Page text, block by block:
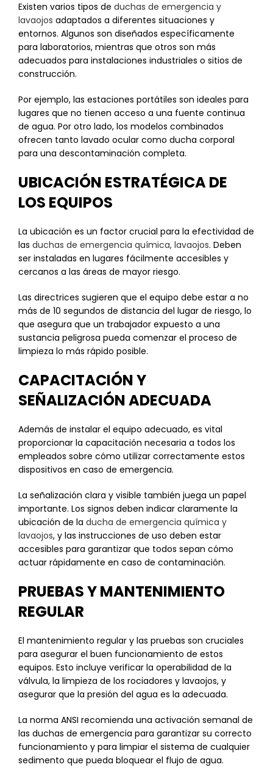
Existen varios tipos de duchas de emergencia y
lavaojos adaptados a diferentes situaciones y
entornos. Algunos son diseñados específicamente
para laboratorios, mientras que otros son más
adecuados para instalaciones industriales o sitios de
construcción.
Por ejemplo, las estaciones portátiles son ideales para
lugares que no tienen acceso a una fuente continua
de agua. Por otro lado, los modelos combinados
ofrecen tanto lavado ocular como ducha corporal
para una descontaminación completa.
UBICACIÓN ESTRATÉGICA DE
LOS EQUIPOS
La ubicación es un factor crucial para la efectividad de
las duchas de emergencia química, lavaojos. Deben
ser instaladas en lugares fácilmente accesibles y
cercanos a las áreas de mayor riesgo.
Las directrices sugieren que el equipo debe estar a no
más de 10 segundos de distancia del lugar de riesgo, lo
que asegura que un trabajador expuesto a una
sustancia peligrosa pueda comenzar el proceso de
limpieza lo más rápido posible.
CAPACITACIÓN Y
SEÑALIZACIÓN ADECUADA
Además de instalar el equipo adecuado, es vital
proporcionar la capacitación necesaria a todos los
empleados sobre cómo utilizar correctamente estos
dispositivos en caso de emergencia.
La señalización clara y visible también juega un papel
importante. Los signos deben indicar claramente la
ubicación de la ducha de emergencia química y
lavaojos, y las instrucciones de uso deben estar
accesibles para garantizar que todos sepan cómo
actuar rápidamente en caso de contaminación.
PRUEBAS Y MANTENIMIENTO
REGULAR
El mantenimiento regular y las pruebas son cruciales
para asegurar el buen funcionamiento de estos
equipos. Esto incluye verificar la operabilidad de la
válvula, la limpieza de los rociadores y lavaojos, y
asegurar que la presión del agua es la adecuada.
La norma ANSI recomienda una activación semanal de
las duchas de emergencia para garantizar su correcto
funcionamiento y para limpiar el sistema de cualquier
sedimento que pueda bloquear el flujo de agua.